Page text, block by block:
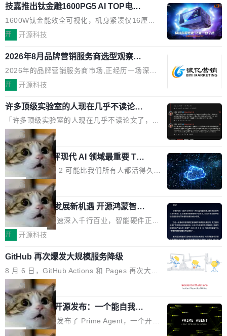
问得好。 因为我自己也是从用户变成开发者的。
现有产品的天花板 我用过不少 AI 浏览器插件。
刚开始觉得都挺好——选中一段文字，弹出解
要。但用久了你会发现，它们本质上都是同一类
东西：一个带网页上下文的聊天框。 它们能读取
页面的文本，然后把文本丢给大模型，再返回一
段回答。仅此而已。 这当然有用，但总觉得差点
意思。比如我在一个后台管理系统里，需要填50
个表单字段，每个字段还有联动逻辑；比如我
想...
技嘉推出钛金雕1600PG5 AI TOP电
源：为发烧级主机与本地AI算力打造旗
舰供电方案
1600W钛金能效全可视化，机身紧凑仅16厘米
继2026台北电脑展首度亮相后，技嘉科技近日正
电源专为发烧级DIY主机与本地AI算力平台打
造，整机长度仅16厘米，提供1600W额定功率
与80PLUS钛金能效；支持ATX 3.1与PCIe 5.1
规范，结合服务器级元件、完善供电线材与内置
实时LCD监控屏，可充分满足当下高阶PC主机
的严苛使用需求。 澎湃功率，紧凑机身 钛金雕1
600PG5 AI TOP具备强悍输出功率，同时实现
机身尺寸大幅精简。整机长度仅16厘米，属于同
功率段机身尺寸十分紧凑的1600W电源产品。小
巧机身有效提升市面主流标准A...
开 开源科技
2026年8月品牌营销服务商选型观察：
从流量思维到品牌资产思维的范式转移
2026年的品牌营销服务商市场,正经历一场深刻
的价值重构。全球全案品牌代理机构市场从2025
复合增长率达5.44%,预计2032年将突破120亿美
元。数字广告与公共关系相关服务市场更是从20
25年的8463亿美元扩张至2026年的8763亿美
元。数字的背后是一个清晰的事实——品牌对专
业化营销服务的需求从未如此迫切。 但市场扩容
的同时,服务商的竞争逻辑正在改变。2026年Top
Agency年度合辑的观察指出,“产品”这个离消费
者最近的载体,在整个品牌营销层面的权重显著变
高了。全域营销服务商的竞争正在从规模转向深
度,案例厚度、全域覆盖、多线协同...
开 开源科技
许多顶级实验室的人现在几乎不读论文
了
「许多顶级实验室的人现在几乎不读论文了，而
且他们认为 ICLR/ICML/NeurIPS 充斥着大量过
度宣传和欺诈。」 OpenAI 研究员 Keller Jorda
n 这条推文引发了广泛讨论。他不是在说风凉
话，他是说出了一个圈内人尽皆知但很少公开捅
破的事实。 Jordan 随后补充了一句软化声明：
「我不认为这些会议上大部分论文都在过度宣传
或造假。问题是，作为读者，如果你筛选出那些
看起来最令人兴奋的论文，那它们大部分都是过
度宣传的。」 这才是真正的痛点。不是所有论文
都有问题，是最吸引眼球的那批论文最有问题。
他引用的帖子来自 Mathew Shen，一位 ICLR 2
026 的读者：「看了篇 ...
局
xAI 前工程师评现代 AI 领域最重要 Top
3 开源项目
Flash Attention 2 可能比我们所有人都活得久。
这句话不是来自某个技术博客，而是出自 Hieu
Pham 的一条推文。Hieu Pham 是谁？他是 xAI
的早期工程师之一，在 Grok 训练基础设施团队
工作过。近日他在 X 上发了一条帖子，列出了他
认为现代 AI 领域最重要的三个开源项目。 第一
理由很具体。FA 系列不需要解释，但 FA2 是他
认为最重要的一个——复杂度恰到好处，刚好能
驱动你去学 CuTe，但还没被那些"邪恶的" Hopp
er++ 优化所淹没，足够容易修改和适配。 更关
键的是 FA2 的持久性...
局
共商智能硬件发展新机遇 开源鸿蒙智能
硬件开发者日杭州站即将举行
随着万物智联加速深入千行百业，智能硬件正从
单点设备迈向智能化、网联化、协同化发展。作
鸿蒙通过统一技术底座和分布式能力，为不同类
型智能设备的开发、连接与互联提供关键支撑，
也为产业链企业探索产品创新与商业增长打开新
的空间。 8月14日，开源鸿蒙智能硬件开发者日
（OHDD：OpenHarmony Hardware Develope
r Day）将在杭州启航。活动面向智能硬件产业
链企业和开发者，邀请行业专家与资深技术顾
开 开源科技
GitHub 再次爆发大规模服务降级
8 月 6 日，GitHub Actions 和 Pages 再次大规
模服务降级，Actions 完全不可用超过 5 小时，
webhook 停发，连自托管 runner 也因调度层故
障无法工作。Pages、Copilot code review、C
opilot coding agent 全部受影响。从检测到完全
恢复，大约 12 小时。 这是 2026 年 8 月的第六
局
Prime Agent 开源发布：一个能自我改
进的编程 Agent，ARC-AGI 3 超越人类
专家基线
Prime Intellect 发布了 Prime Agent，一个开源
的编程 Agent Harness，核心设计围绕两个抽